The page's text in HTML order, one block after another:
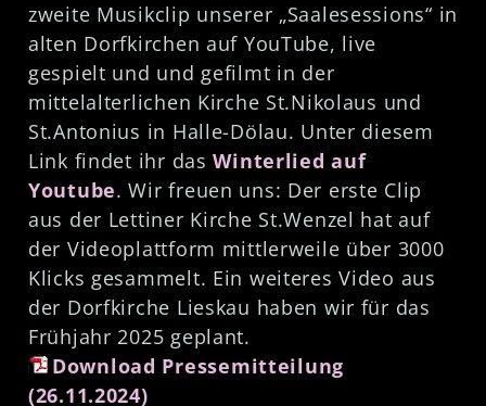
zweite Musikclip unserer „Saalesessions“ in
alten Dorfkirchen auf YouTube, live
gespielt und und gefilmt in der
mittelalterlichen Kirche St.Nikolaus und
St.Antonius in Halle-Dölau. Unter diesem
Link findet ihr dasWinterlied auf
Youtube. Wir freuen uns: Der erste Clip
aus der Lettiner Kirche St.Wenzel hat auf
der Videoplattform mittlerweile über 3000
Klicks gesammelt. Ein weiteres Video aus
der Dorfkirche Lieskau haben wir für das
Frühjahr 2025 geplant.
Download Pressemitteilung
(26.11.2024)